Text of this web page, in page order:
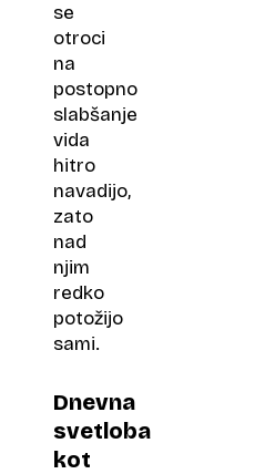
se
otroci
na
postopno
slabšanje
vida
hitro
navadijo,
zato
nad
njim
redko
potožijo
sami.
Dnevna
svetloba
kot